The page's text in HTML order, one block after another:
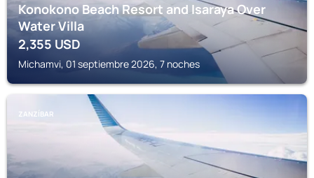
Konokono Beach Resort and Isaraya Over
Water Villa
2,355USD
Michamvi, 01 septiembre 2026, 7 noches
ZANZÍBAR